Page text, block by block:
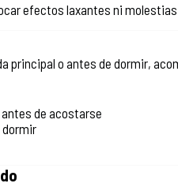
efectos laxantes ni
principal o antes de dormir,
antes de acostarse
dormir